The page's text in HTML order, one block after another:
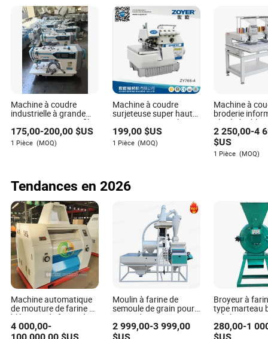
Machine à coudre
industrielle à grande
vitesse avec coupe-fil et
caractéristiques de
machine textile
175,00-200,00 $US
1 Pièce (MOQ)
Machine à coudre
surjeteuse super haute
vitesse Zoyer Siruba
199,00$US
1 Pièce (MOQ)
Machine à
broderie
plat à double
avec chapeau
2 250,00-4
$US
1 Pièce (MOQ)
Tendances en 2026
Machine automatique
de mouture de farine de
blé, usine de farine de
maïs
4 000,00-
Moulin à farine de
semoule de grain pour
usage domestique,
moulin à blé et maïs,
machine de meunerie
2 999,00-3 999,00
Broyeur à
type marteau
mâchoire
fabrication de
mini
280,00-1